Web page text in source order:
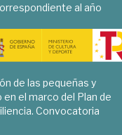
al año
de las pequeñas y
el marco del Plan de
Convocatoria